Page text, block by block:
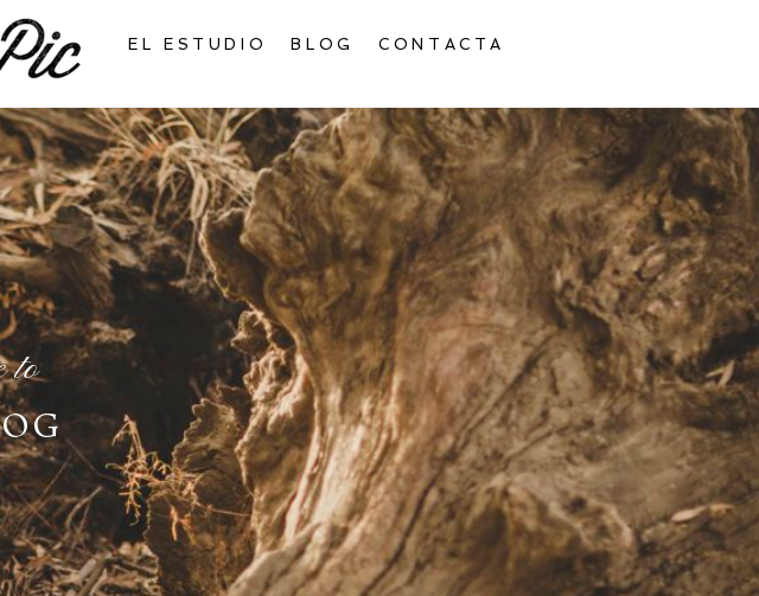
EL ESTUDIO BLOG CONTACTA
to